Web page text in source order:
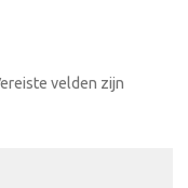
velden zijn